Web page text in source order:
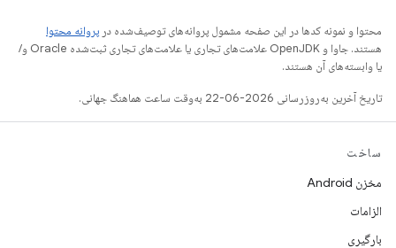
محتوا و نمونه کدها در این صفحه مشمول پروانه‌های توصیف‌شده در پروانه محتوا
هستند. جاوا و OpenJDK علامت‌های تجاری یا علامت‌های تجاری ثبت‌شده Oracle و/
یا وابسته‌های آن هستند.
تاریخ آخرین به‌روزرسانی 2026-06-22 به‌وقت ساعت هماهنگ جهانی.
ساخت
مخزن Android
الزامات
بارگیری